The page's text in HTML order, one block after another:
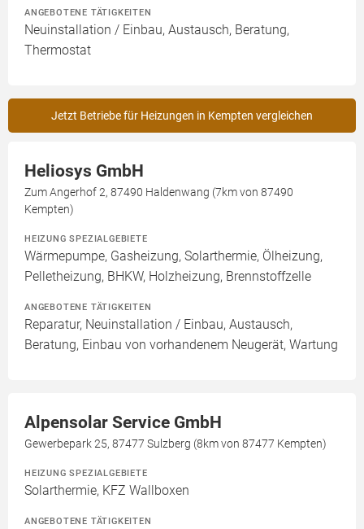
ANGEBOTENE TÄTIGKEITEN
Neuinstallation / Einbau, Austausch, Beratung,
Thermostat
Jetzt Betriebe für Heizungen in Kempten vergleichen
Heliosys GmbH
Zum Angerhof 2, 87490 Haldenwang (7km von 87490
Kempten)
HEIZUNG SPEZIALGEBIETE
Wärmepumpe, Gasheizung, Solarthermie, Ölheizung,
Pelletheizung, BHKW, Holzheizung, Brennstoffzelle
ANGEBOTENE TÄTIGKEITEN
Reparatur, Neuinstallation / Einbau, Austausch,
Beratung, Einbau von vorhandenem Neugerät, Wartung
Alpensolar Service GmbH
Gewerbepark 25, 87477 Sulzberg (8km von 87477 Kempten)
HEIZUNG SPEZIALGEBIETE
Solarthermie, KFZ Wallboxen
ANGEBOTENE TÄTIGKEITEN